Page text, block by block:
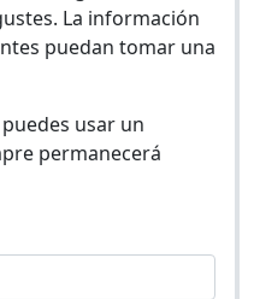
La información
puedan tomar una
usar un
permanecerá